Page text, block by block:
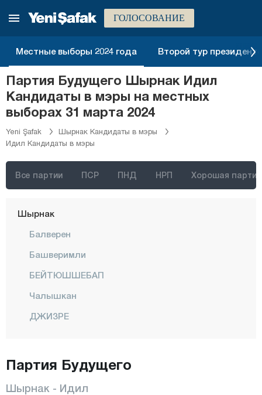
ГОЛОСОВАНИЕ
Местные выборы 2024 года Второй тур
Партия Будущего Шырнак Идил
Кандидаты в мэры на местных
выборах 31 марта 2024
Yeni Şafak
Шырнак Кандидаты в мэры
Идил Кандидаты в мэры
Все партии ПСР ПНД НРП Хорошая партия
Нигде
Османие
Ризе
Сакарья
Самсун
Шанлыурфа
Синоп
Шырнак
Балверен
Башверимли
БЕЙТЮШШЕБАП
Чалышкан
ДЖИЗРЕ
Партия Будущего
Шырнак - Идил